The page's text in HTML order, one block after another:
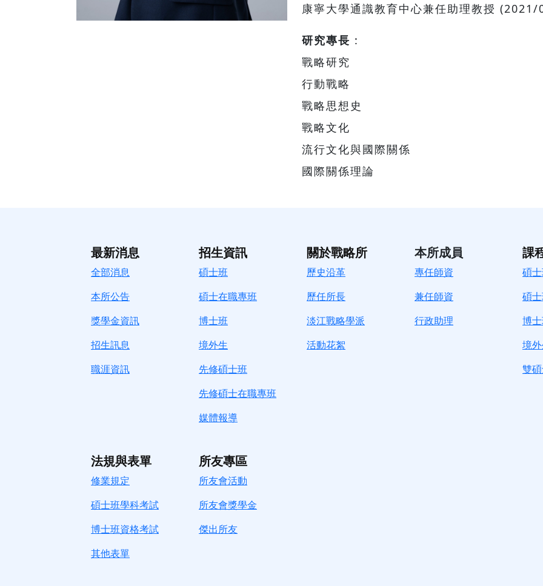
康寧大學通識教育中心兼任助理教授
研究專長 :
戰略研究
行動戰略
戰略思想史
戰略文化
流行文化與國際關係
國際關係理論
最新消息
全部消息
本所公告
獎學金資訊
招生訊息
職涯資訊
招生資訊
碩士班
碩士在職專班
博士班
境外生
先修碩士班
先修碩士在職專班
媒體報導
關於戰略所
歷史沿革
歷任所長
淡江戰略學派
活動花絮
本所成員
專任師資
兼任師資
行政助理
課
碩
碩
博
境
雙
法規與表單
修業規定
碩士班學科考試
博士班資格考試
其他表單
所友專區
所友會活動
所友會獎學金
傑出所友